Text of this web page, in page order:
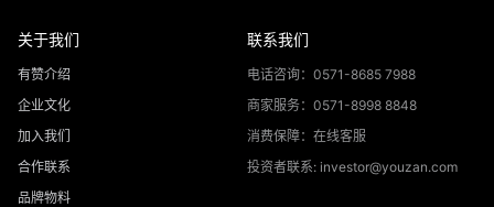
关于我们
有赞介绍
企业文化
加入我们
合作联系
品牌物料
联系我们
电话咨询：0571-8685 7988
商家服务：0571-8998 8848
消费保障：在线客服
投资者联系: investor@youzan.com